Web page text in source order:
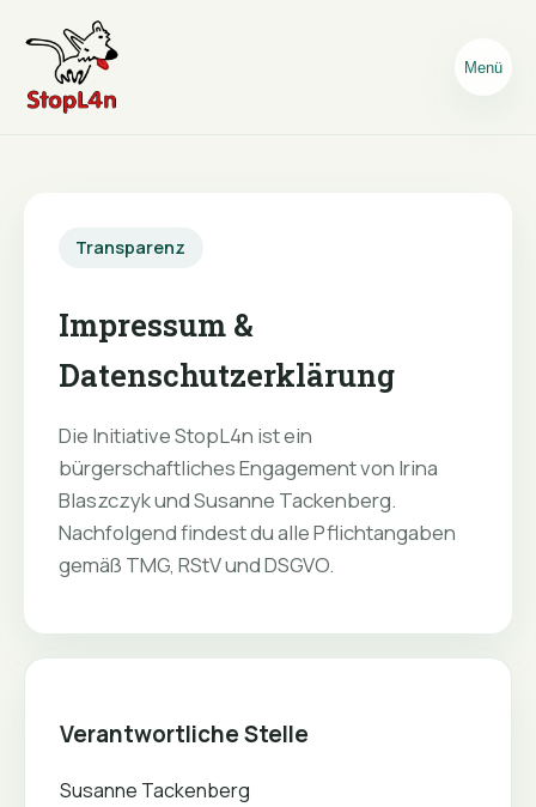
Menü
Transparenz
Impressum &
Datenschutzerklärung
Die Initiative StopL4n ist ein
bürgerschaftliches Engagement von Irina
Blaszczyk und Susanne Tackenberg.
Nachfolgend findest du alle Pflichtangaben
gemäß TMG, RStV und DSGVO.
Verantwortliche Stelle
Susanne Tackenberg